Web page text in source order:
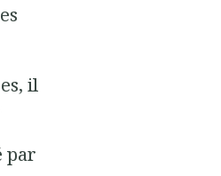
il
par